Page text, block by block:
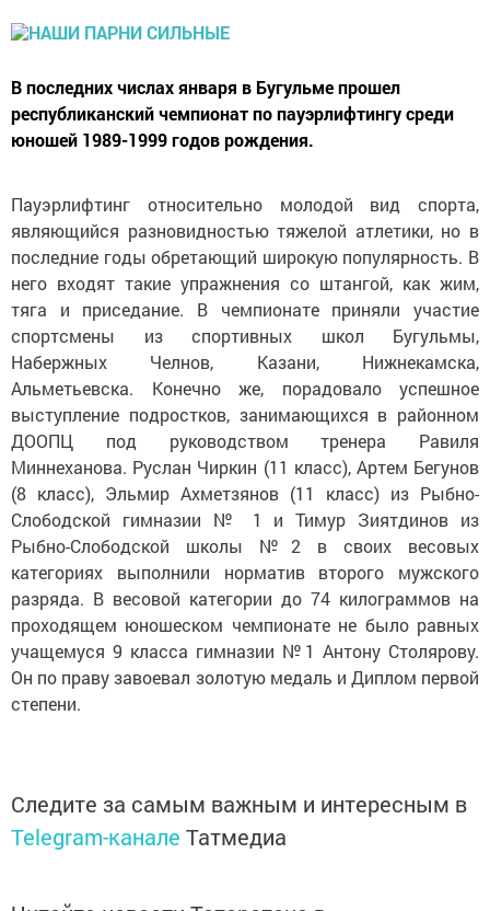
В последних числах января в Бугульме прошел
республиканский чемпионат по пауэрлифтингу среди
юношей 1989-1999 годов рождения.
Пауэрлифтинг относительно молодой вид спорта,
являющийся разновидностью тяжелой атлетики, но в
последние годы обретающий широкую популярность. В
него входят такие упражнения со штангой, как жим,
тяга и приседание. В чемпионате приняли участие
спортсмены из спортивных школ Бугульмы,
Набержных Челнов, Казани, Нижнекамска,
Альметьевска. Конечно же, порадовало успешное
выступление подростков, занимающихся в районном
ДООПЦ под руководством тренера Равиля
Миннеханова. Руслан Чиркин (11 класс), Артем Бегунов
(8 класс), Эльмир Ахметзянов (11 класс) из Рыбно-
Слободской гимназии № 1 и Тимур Зиятдинов из
Рыбно-Слободской школы №2 в своих весовых
категориях выполнили норматив второго мужского
разряда. В весовой категории до 74 килограммов на
проходящем юношеском чемпионате не было равных
учащемуся 9 класса гимназии №1 Антону Столярову.
Он по праву завоевал золотую медаль и Диплом первой
степени.
Следите за самым важным и интересным в
Telegram-канале Татмедиа